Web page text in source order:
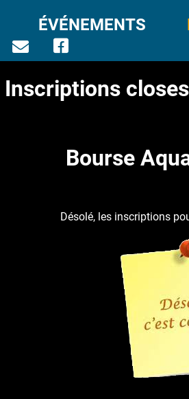
ÉVÉNEMENTS
Inscriptions closes
Bourse
Désolé, les inscriptions